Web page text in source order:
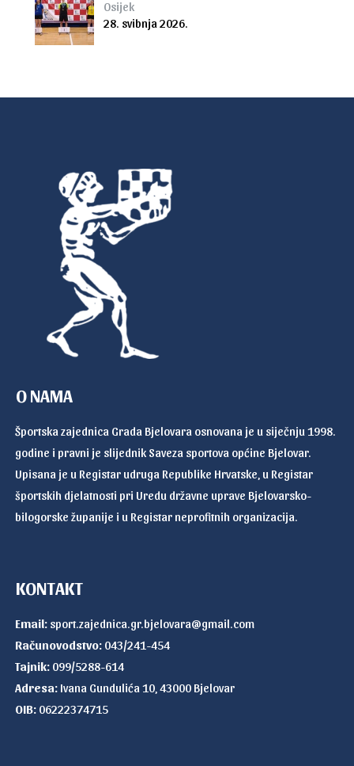
Osijek
28. svibnja 2026.
O NAMA
Športska zajednica Grada Bjelovara osnovana je u siječnju 1998.
godine i pravni je slijednik Saveza sportova općine Bjelovar.
Upisana je u Registar udruga Republike Hrvatske, u Registar
športskih djelatnosti pri Uredu državne uprave Bjelovarsko-
bilogorske županije i u Registar neprofitnih organizacija.
KONTAKT
Email: sport.zajednica.gr.bjelovara@gmail.com
Računovodstvo: 043/241-454
Tajnik: 099/5288-614
Adresa: Ivana Gundulića 10, 43000 Bjelovar
OIB: 06222374715